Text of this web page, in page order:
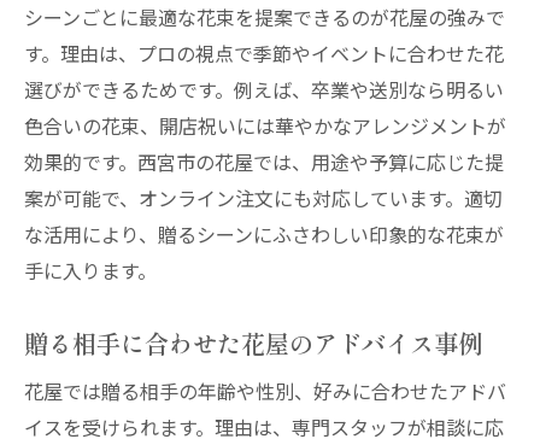
シーンごとに最適な花束を提案できるのが花屋の強みで
す。理由は、プロの視点で季節やイベントに合わせた花
選びができるためです。例えば、卒業や送別なら明るい
色合いの花束、開店祝いには華やかなアレンジメントが
効果的です。西宮市の花屋では、用途や予算に応じた提
案が可能で、オンライン注文にも対応しています。適切
な活用により、贈るシーンにふさわしい印象的な花束が
手に入ります。
贈る相手に合わせた花屋のアドバイス事例
花屋では贈る相手の年齢や性別、好みに合わせたアドバ
イスを受けられます。理由は、専門スタッフが相談に応